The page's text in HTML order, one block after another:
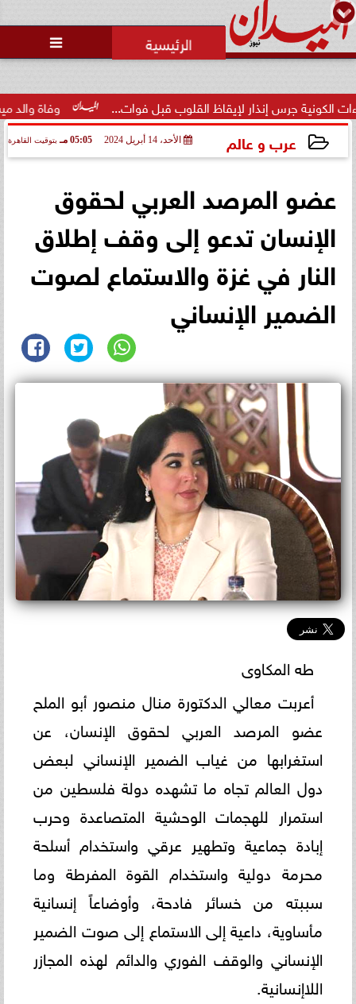

وفاة والد ميسي جرس إنذار لإيقاظ القلوب قبل فوات...
عرب و عالم الأحد، 14 أبريل 2024 05:05 مـ بتوقيت القاهرة
عضو المرصد العربي لحقوق
الإنسان تدعو إلى وقف إطلاق
النار في غزة والاستماع لصوت
الضمير الإنساني
طه المكاوى
أعربت معالي الدكتورة منال منصور أبو الملح
عضو المرصد العربي لحقوق الإنسان، عن
استغرابها من غياب الضمير الإنساني لبعض
دول العالم تجاه ما تشهده دولة فلسطين من
استمرار للهجمات الوحشية المتصاعدة وحرب
إبادة جماعية وتطهير عرقي واستخدام أسلحة
محرمة دولية واستخدام القوة المفرطة وما
سببته من خسائر فادحة، وأوضاعاً إنسانية
مأساوية، داعية إلى الاستماع إلى صوت الضمير
الإنساني والوقف الفوري والدائم لهذه المجازر
اللاإنسانية.